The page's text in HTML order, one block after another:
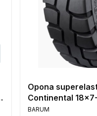
Opona
Continental
PRODUCENT
BARUM